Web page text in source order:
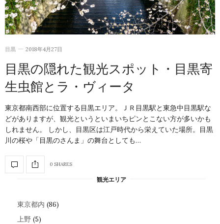
目黒 2018年4月27日
目黒の隠れた観光スポット・目黒寄
生虫館とラ・ヴィータ
東京都南西部に位置する目黒エリア。ＪＲ目黒駅と東急中目黒駅な
どがありますが、観光というといまいちピンとこない方が多いかも
しれません。 しかし、目黒区は江戸時代から栄えていた場所。目黒
川の桜や「目黒のさんま」の舞台としても…
0 SHARES
観光エリア
東京都内 (86)
上野 (5)